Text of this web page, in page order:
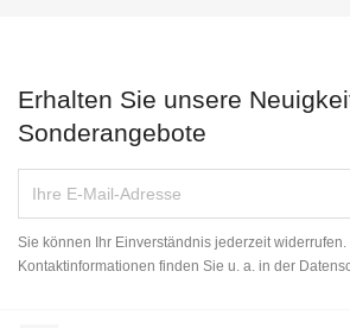
Erhalten Sie unsere
Sonderangebote
Sie können Ihr Einverständnis jederzeit widerrufen.
Kontaktinformationen finden Sie u. a. in der